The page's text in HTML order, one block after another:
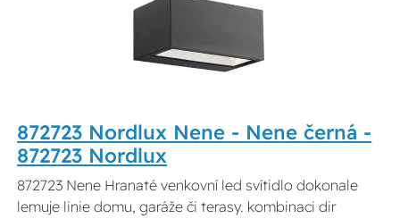
872723 Nordlux Nene - Nene černá -
872723 Nordlux
872723 Nene Hranaté venkovní led svítidlo dokonale
lemuje linie domu, garáže či terasy. kombinaci dir